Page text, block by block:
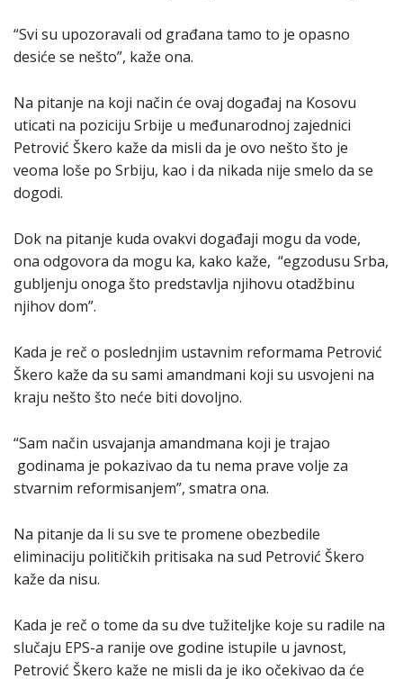
“Svi su upozoravali od građana tamo to je opasno
desiće se nešto”, kaže ona.
Na pitanje na koji način će ovaj događaj na Kosovu
uticati na poziciju Srbije u međunarodnoj zajednici
Petrović Škero kaže da misli da je ovo nešto što je
veoma loše po Srbiju, kao i da nikada nije smelo da se
dogodi.
Dok na pitanje kuda ovakvi događaji mogu da vode,
ona odgovora da mogu ka, kako kaže, “egzodusu Srba,
gubljenju onoga što predstavlja njihovu otadžbinu
njihov dom”.
Kada je reč o poslednjim ustavnim reformama Petrović
Škero kaže da su sami amandmani koji su usvojeni na
kraju nešto što neće biti dovoljno.
“Sam način usvajanja amandmana koji je trajao
godinama je pokazivao da tu nema prave volje za
stvarnim reformisanjem”, smatra ona.
Na pitanje da li su sve te promene obezbedile
eliminaciju političkih pritisaka na sud Petrović Škero
kaže da nisu.
Kada je reč o tome da su dve tužiteljke koje su radile na
slučaju EPS-a ranije ove godine istupile u javnost,
Petrović Škero kaže ne misli da je iko očekivao da će